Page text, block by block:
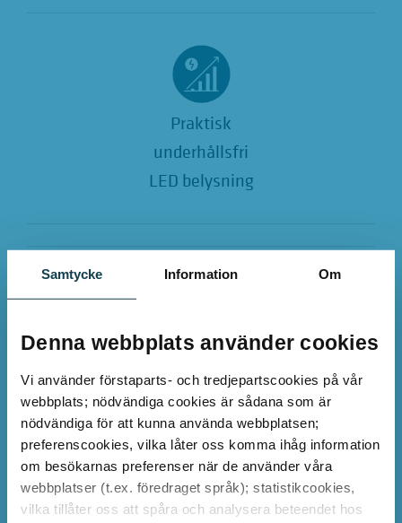
Samtycke Information Om
Denna webbplats använder cookies
Vi använder förstaparts- och tredjepartscookies på vår
webbplats; nödvändiga cookies är sådana som är
nödvändiga för att kunna använda webbplatsen;
preferenscookies, vilka låter oss komma ihåg information
om besökarnas preferenser när de använder våra
webbplatser (t.ex. föredraget språk); statistikcookies,
vilka tillåter oss att spåra och analysera beteendet hos
Praktisk
underhållsfri
LED belysning
Vetenskapligt
EPD-verifierad
och ESG konform